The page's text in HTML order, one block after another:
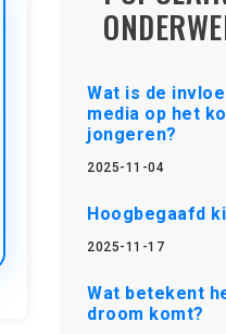
Wat is de
media op het
jongeren?
2025-11-04
Hoogbegaafd
2025-11-17
Wat betekent
droom komt?